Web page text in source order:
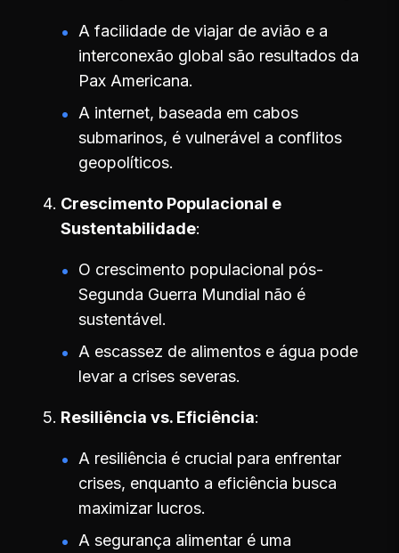
A facilidade de viajar de avião e a
interconexão global são resultados da
Pax Americana.
A internet, baseada em cabos
submarinos, é vulnerável a conflitos
geopolíticos.
Crescimento Populacional e
Sustentabilidade
O crescimento populacional pós-
Segunda Guerra Mundial não é
sustentável.
A escassez de alimentos e água pode
levar a crises severas.
Resiliência vs. Eficiência
A resiliência é crucial para enfrentar
crises, enquanto a eficiência busca
maximizar lucros.
A segurança alimentar é uma